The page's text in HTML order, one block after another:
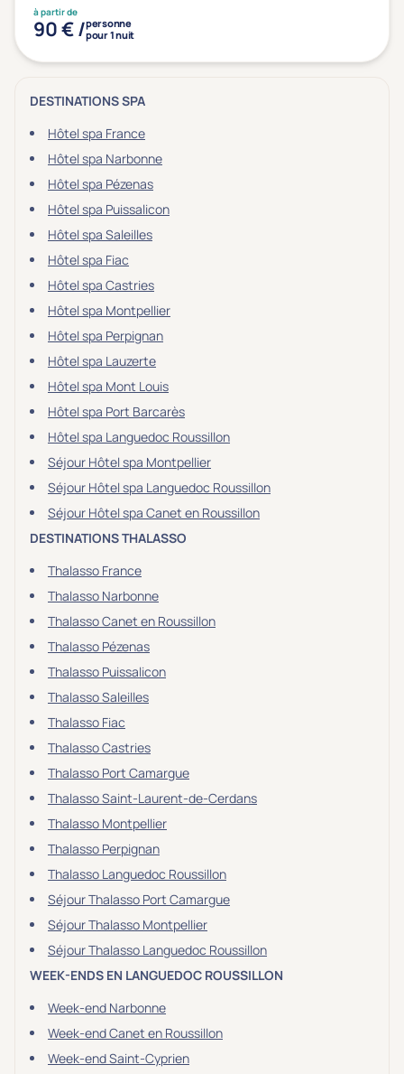
à partir de
90 € /personne
pour 1 nuit
DESTINATIONS SPA
Hôtel spa France
Hôtel spa Narbonne
Hôtel spa Pézenas
Hôtel spa Puissalicon
Hôtel spa Saleilles
Hôtel spa Fiac
Hôtel spa Castries
Hôtel spa Montpellier
Hôtel spa Perpignan
Hôtel spa Lauzerte
Hôtel spa Mont Louis
Hôtel spa Port Barcarès
Hôtel spa Languedoc Roussillon
Séjour Hôtel spa Montpellier
Séjour Hôtel spa Languedoc Roussillon
Séjour Hôtel spa Canet en Roussillon
DESTINATIONS THALASSO
Thalasso France
Thalasso Narbonne
Thalasso Canet en Roussillon
Thalasso Pézenas
Thalasso Puissalicon
Thalasso Saleilles
Thalasso Fiac
Thalasso Castries
Thalasso Port Camargue
Thalasso Saint-Laurent-de-Cerdans
Thalasso Montpellier
Thalasso Perpignan
Thalasso Languedoc Roussillon
Séjour Thalasso Port Camargue
Séjour Thalasso Montpellier
Séjour Thalasso Languedoc Roussillon
WEEK-ENDS EN LANGUEDOC ROUSSILLON
Week-end Narbonne
Week-end Canet en Roussillon
Week-end Saint-Cyprien